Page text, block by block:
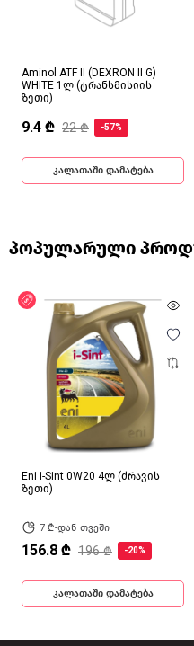
Aminol ATF II (DEXRON II G)
WHITE 1ლ (ტრანსმისიის
ზეთი)
9.4 ₾ 22 ₾ -57%
კალათაში დამატება
პოპულარული
ფასდაკლება
Eni i-Sint 0W20 4ლ (ძრავის
ზეთი)
7 ₾-დან თვეში
156.8 ₾ 196 ₾ -20%
კალათაში დამატება